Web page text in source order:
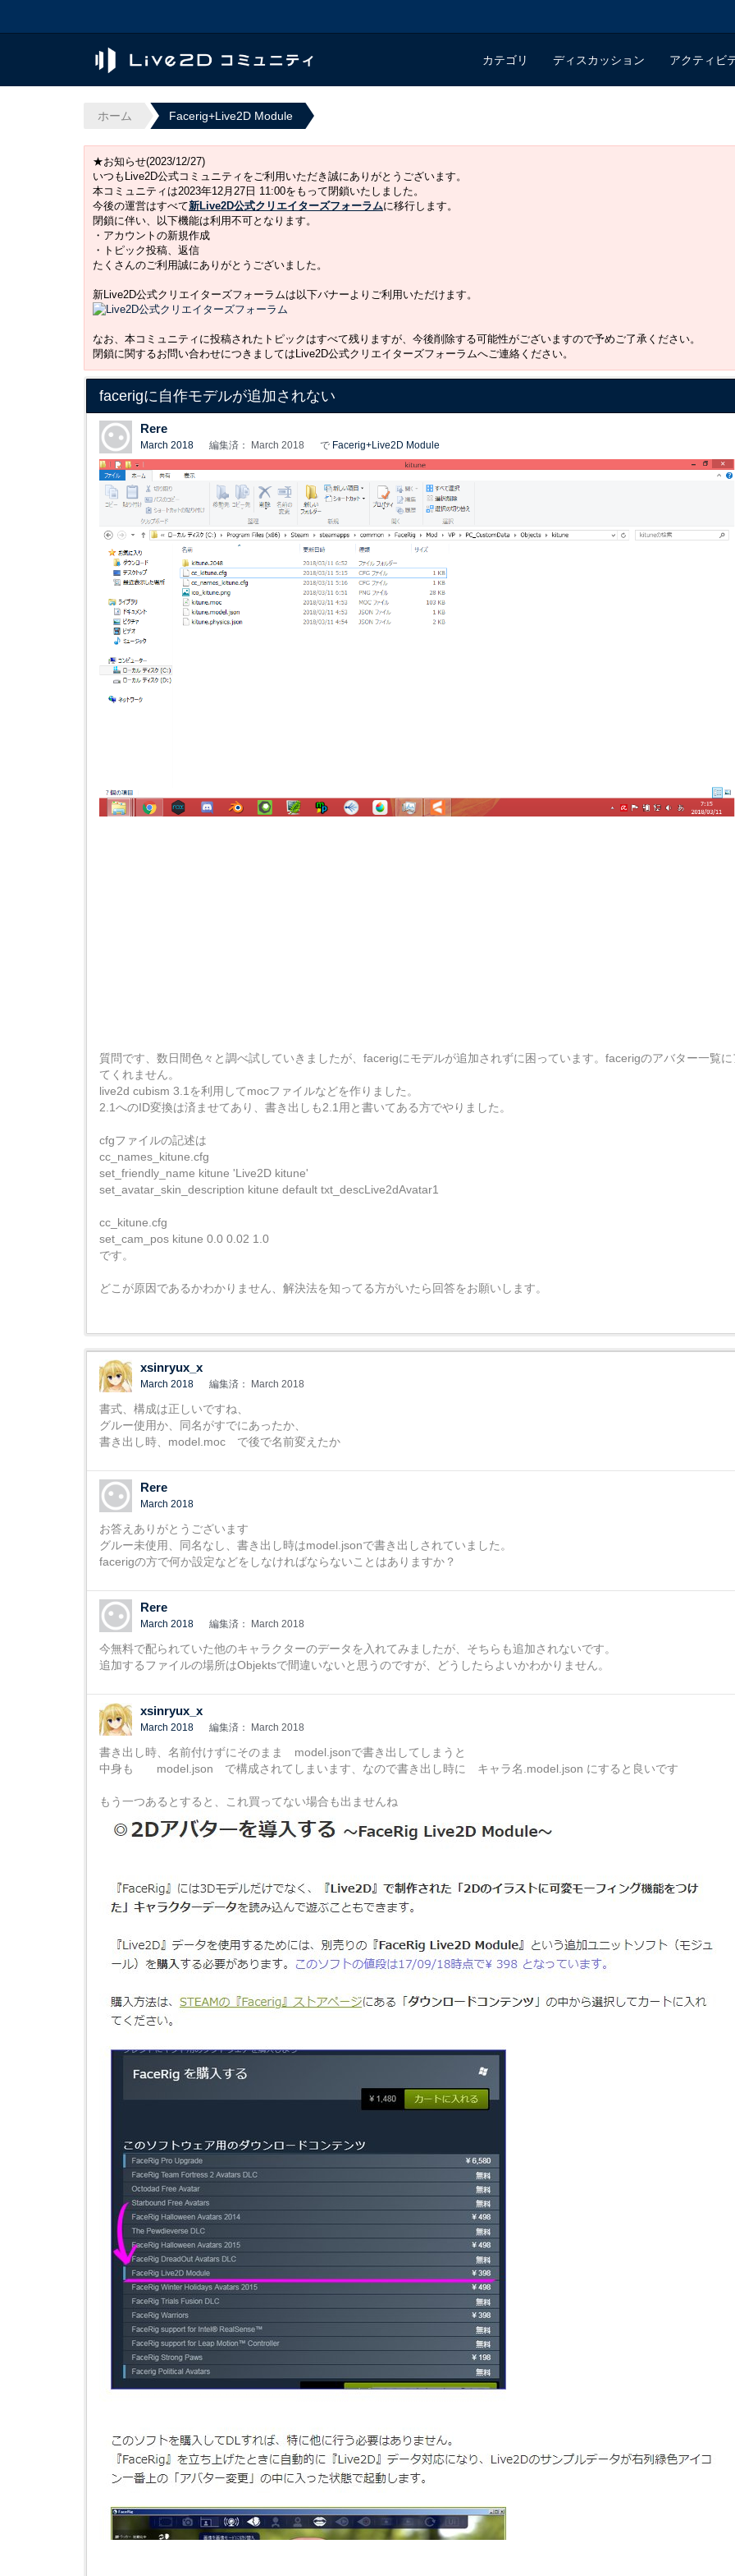
カテゴリ ディスカッション アクティビ
ホーム Facerig+Live2D Module
★お知らせ(2023/12/27)
いつもLive2D公式コミュニティをご利用いただき誠にありがとうございます。
本コミュニティは2023年12月27日 11:00をもって閉鎖いたしました。
今後の運営はすべて新Live2D公式クリエイターズフォーラムに移行します。
閉鎖に伴い、以下機能は利用不可となります。
・アカウントの新規作成
・トピック投稿、返信
たくさんのご利用誠にありがとうございました。
新Live2D公式クリエイターズフォーラムは以下バナーよりご利用いただけます。
なお、本コミュニティに投稿されたトピックはすべて残りますが、今後削除する可能性がございますので予めご了承ください。
閉鎖に関するお問い合わせにつきましてはLive2D公式クリエイターズフォーラムへご連絡ください。
facerigに自作モデルが追加されない
Rere
March 2018 編集済： March 2018 で Facerig+Live2D Module
質問です、数日間色々と調べ試していきましたが、facerigにモデルが追加されずに困っています。facerigのアバター一覧に
てくれません。
live2d cubism 3.1を利用してmocファイルなどを作りました。
2.1へのID変換は済ませてあり、書き出しも2.1用と書いてある方でやりました。
cfgファイルの記述は
cc_names_kitune.cfg
set_friendly_name kitune 'Live2D kitune'
set_avatar_skin_description kitune default txt_descLive2dAvatar1
cc_kitune.cfg
set_cam_pos kitune 0.0 0.02 1.0
です。
どこが原因であるかわかりません、解決法を知ってる方がいたら回答をお願いします。
xsinryux_x
March 2018 編集済： March 2018
書式、構成は正しいですね、
グルー使用か、同名がすでにあったか、
書き出し時、model.moc で後で名前変えたか
Rere
March 2018
お答えありがとうございます
グルー未使用、同名なし、書き出し時はmodel.jsonで書き出しされていました。
facerigの方で何か設定などをしなければならないことはありますか？
Rere
March 2018 編集済： March 2018
今無料で配られていた他のキャラクターのデータを入れてみましたが、そちらも追加されないです。
追加するファイルの場所はObjektsで間違いないと思うのですが、どうしたらよいかわかりません。
xsinryux_x
March 2018 編集済： March 2018
書き出し時、名前付けずにそのまま model.jsonで書き出してしまうと
中身も model.json で構成されてしまいます、なので書き出し時に キャラ名.model.json にすると良いです
もう一つあるとすると、これ買ってない場合も出ませんね